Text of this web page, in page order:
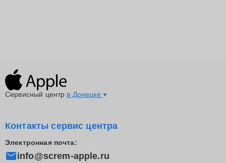
Сервисный центр в Донецке
Контакты сервис центра
Электронная почта:
info@screm-apple.ru